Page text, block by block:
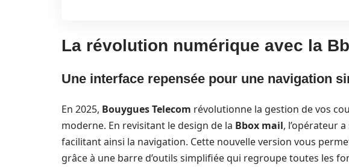
La révolution numérique avec la
Une interface repensée pour une navigation
En 2025, Bouygues Telecom révolutionne la gestion de vos
moderne. En revisitant le design de la Bbox mail, l’opérateur
facilitant ainsi la navigation. Cette nouvelle version vous
grâce à une barre d’outils simplifiée qui regroupe toutes les